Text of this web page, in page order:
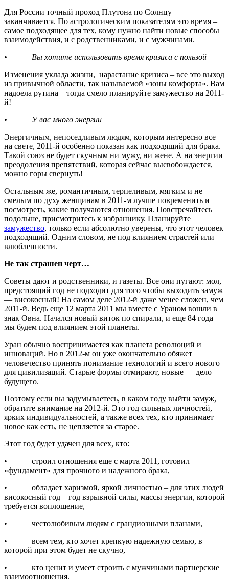
Для России точный проход Плутона по Солнцу
заканчивается. По астрологическим показателям это время –
самое подходящее для тех, кому нужно найти новые способы
взаимодействия, и с родственниками, и с мужчинами.
• Вы хотите использовать время кризиса с пользой
Изменения уклада жизни, нарастание кризиса – все это выход
из привычной области, так называемой «зоны комфорта». Вам
надоела рутина – тогда смело планируйте замужество на 2011-
й!
• У вас много энергии
Энергичным, непоседливым людям, которым интересно все
на свете, 2011-й особенно показан как подходящий для брака.
Такой союз не будет скучным ни мужу, ни жене. А на энергии
преодоления препятствий, которая сейчас высвобождается,
можно горы свернуть!
Остальным же, романтичным, терпеливым, мягким и не
смелым по духу женщинам в 2011-м лучше повременить и
посмотреть, какие получаются отношения. Повстречайтесь
подольше, присмотритесь к избраннику. Планируйте
замужество, только если абсолютно уверены, что этот человек
подходящий. Одним словом, не под влиянием страстей или
влюбленности.
Не так страшен черт…
Советы дают и родственники, и газеты. Все они пугают: мол,
предстоящий год не подходит для того чтобы выходить замуж
— високосный! На самом деле 2012-й даже менее сложен, чем
2011-й. Ведь еще 12 марта 2011 мы вместе с Ураном вошли в
знак Овна. Начался новый виток по спирали, и еще 84 года
мы будем под влиянием этой планеты.
Уран обычно воспринимается как планета революций и
инноваций. Но в 2012-м он уже окончательно обяжет
человечество принять понимание технологий и всего нового
для цивилизаций. Старые формы отмирают, новые — дело
будущего.
Поэтому если вы задумываетесь, в каком году выйти замуж,
обратите внимание на 2012-й. Это год сильных личностей,
ярких индивидуальностей, а также всех тех, кто принимает
новое как есть, не цепляется за старое.
Этот год будет удачен для всех, кто:
• строил отношения еще с марта 2011, готовил
«фундамент» для прочного и надежного брака,
• обладает харизмой, яркой личностью – для этих людей
високосный год – год взрывной силы, массы энергии, которой
требуется воплощение,
• честолюбивым людям с грандиозными планами,
• всем тем, кто хочет крепкую надежную семью, в
которой при этом будет не скучно,
• кто ценит и умеет строить с мужчинами партнерские
взаимоотношения.